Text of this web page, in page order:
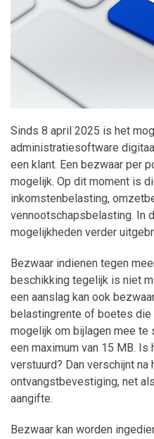
Sinds 8 april 2025 is het
administratiesoftware
een klant. Een bezwaar per
mogelijk. Op dit moment is
inkomstenbelasting,
vennootschapsbelasting. In
mogelijkheden verder
Bezwaar indienen tegen
beschikking tegelijk is niet
een aanslag kan ook
belastingrente of boetes die
mogelijk om bijlagen mee te
een maximum van 15 MB. Is
verstuurd? Dan verschijnt
ontvangstbevestiging, net
aangifte.
Bezwaar kan worden